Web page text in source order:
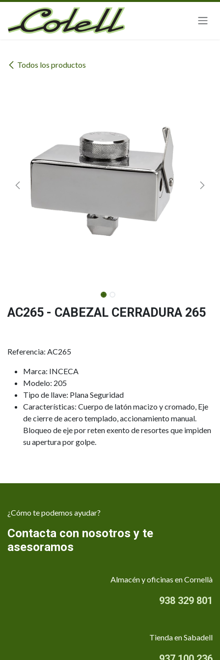
Ir al contenido
Todos los productos
AC265 - CABEZAL CERRADURA 265
Referencia: AC265
Marca: INCECA
Modelo: 205
Tipo de llave: Plana Seguridad
Características: Cuerpo de latón macizo y cromado, Eje
de cierre de acero templado, accionamiento manual.
Bloqueo de eje por reten exento de resortes que impiden
su apertura por golpe.
¿Cómo te podemos ayudar?
Contacta con nosotros y te
asesoramos
Almacén y oficinas en Cornellà
938 329 801
Tienda en Sabadell